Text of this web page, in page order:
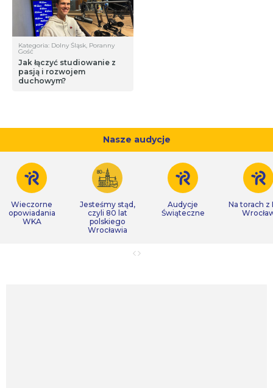
Kategoria: Dolny Śląsk, Poranny
Gość
Jak łączyć studiowanie z
pasją i rozwojem
duchowym?
Nasze audycje
Wieczorne
opowiadania
WKA
Jesteśmy stąd,
czyli 80 lat
polskiego
Wrocławia
Audycje
Świąteczne
Na torach z